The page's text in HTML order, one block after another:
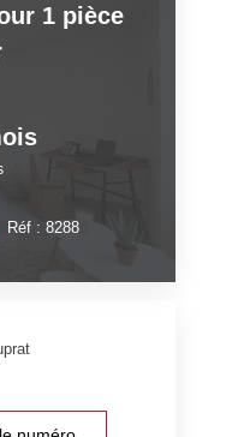
1 pièce
Réf : 8288